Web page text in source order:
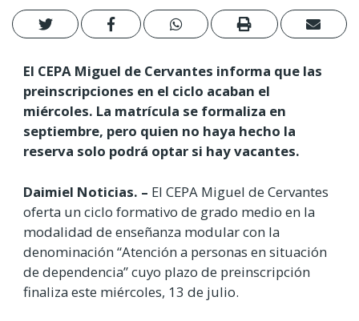
El CEPA Miguel de Cervantes informa que las
preinscripciones en el ciclo acaban el
miércoles. La matrícula se formaliza en
septiembre, pero quien no haya hecho la
reserva solo podrá optar si hay vacantes.
Daimiel Noticias. – El CEPA Miguel de Cervantes
oferta un ciclo formativo de grado medio en la
modalidad de enseñanza modular con la
denominación “Atención a personas en situación
de dependencia” cuyo plazo de preinscripción
finaliza este miércoles, 13 de julio.